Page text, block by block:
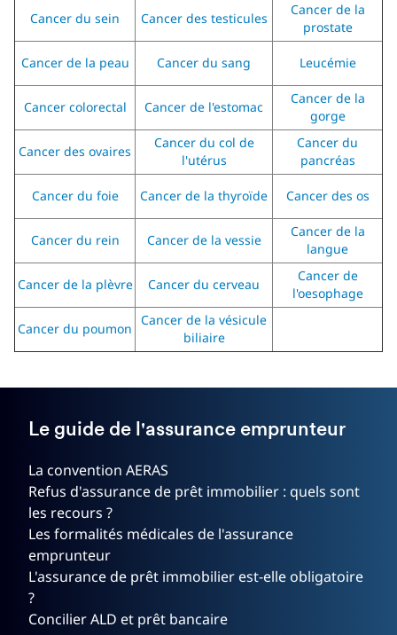
Cancer du sein Cancer des testicules
Cancer de la
prostate
Cancer de la peau Cancer du sang Leucémie
Cancer colorectal Cancer de l'estomac
Cancer de la
gorge
Cancer des ovaires
Cancer du col de
l'utérus
Cancer du
pancréas
Cancer du foie Cancer de la thyroïde Cancer des os
Cancer du rein Cancer de la vessie
Cancer de la
langue
Cancer de la plèvre Cancer du cerveau
Cancer de
l'oesophage
Cancer du poumon
Cancer de la vésicule
biliaire
Le guide de l'assurance emprunteur
La convention AERAS
Refus d'assurance de prêt immobilier : quels sont
les recours ?
Les formalités médicales de l'assurance
emprunteur
L'assurance de prêt immobilier est-elle obligatoire
?
Concilier ALD et prêt bancaire